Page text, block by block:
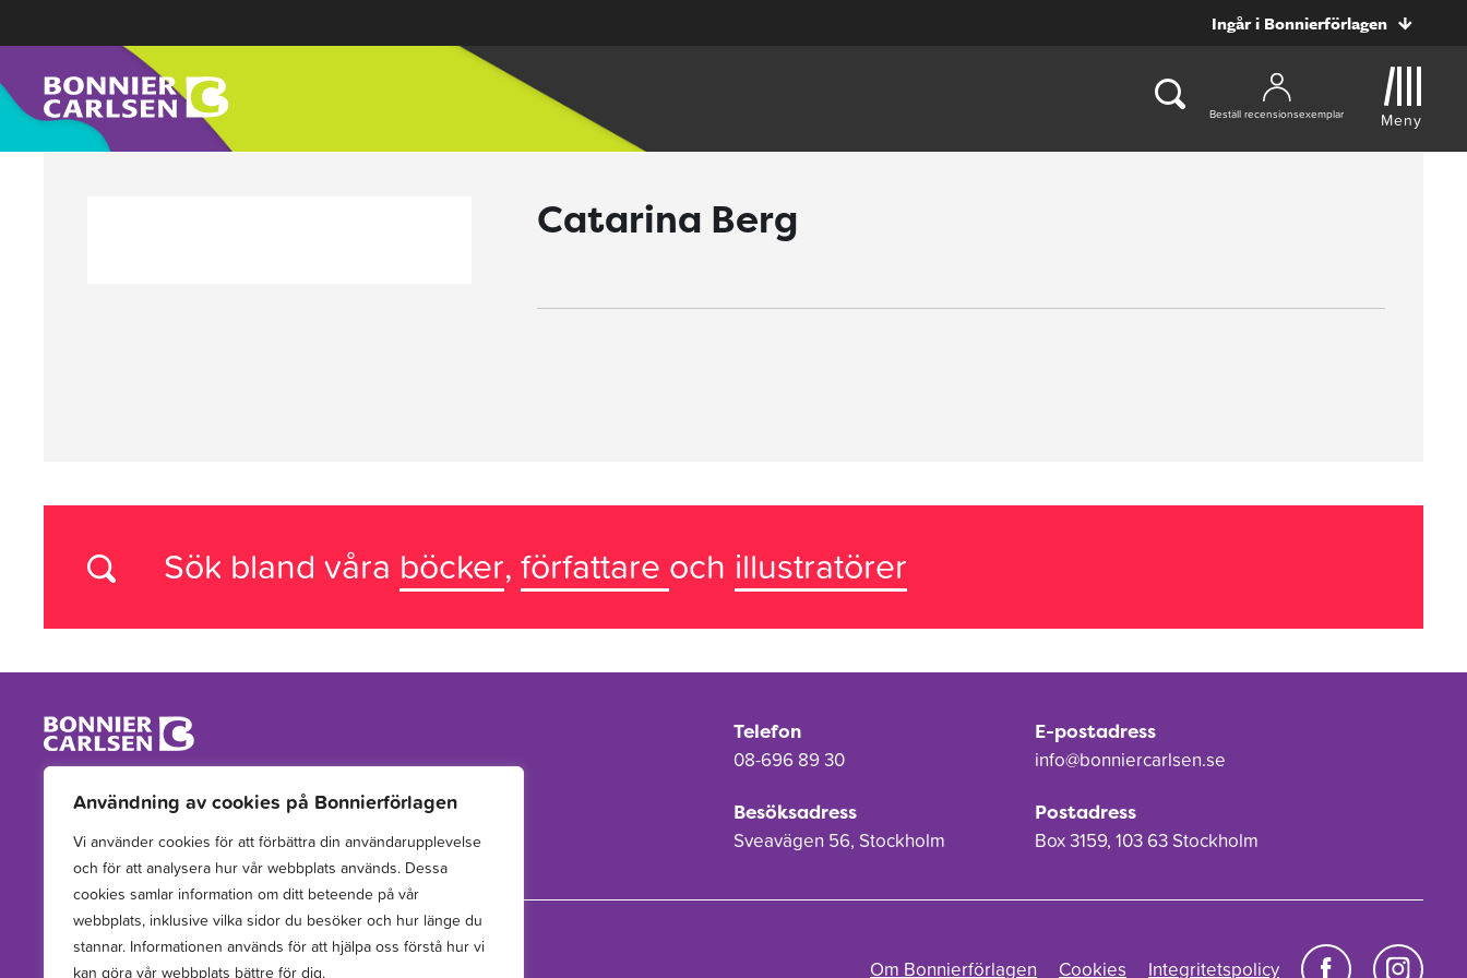
Användning av cookies på Bonnierförlagen
Vi använder cookies för att förbättra din användarupplevelse
och för att analysera hur vår webbplats används. Dessa
cookies samlar information om ditt beteende på vår
webbplats, inklusive vilka sidor du besöker och hur länge du
stannar. Informationen används för att hjälpa oss förstå hur vi
kan göra vår webbplats bättre för dig.
Ingår i Bonnierförlagen
Beställ recensionsexemplar Meny
Catarina Berg
Sök bland våra böcker,författare och illustratörer
Vi arbetar med att hitta, utveckla, publicera och sprida
berättelser för barn och unga.
Telefon
08-696 89 30
E-postadress
info@bonniercarlsen.se
Besöksadress
Sveavägen 56, Stockholm
Postadress
Box 3159, 103 63 Stockholm
Om Bonnierförlagen Cookies Integritetspolicy